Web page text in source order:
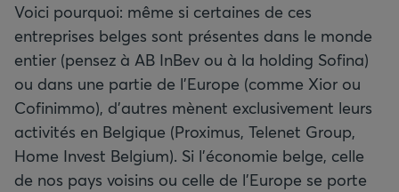
Voici pourquoi: même si certaines de ces
entreprises belges sont présentes dans le monde
entier (pensez à AB InBev ou à la holding Sofina)
ou dans une partie de l’Europe (comme Xior ou
Cofinimmo), d’autres mènent exclusivement leurs
activités en Belgique (Proximus, Telenet Group,
Home Invest Belgium). Si l’économie belge, celle
de nos pays voisins ou celle de l’Europe se porte